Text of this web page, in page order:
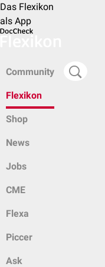
Das Flexikon
als App
Community
Flexikon
Shop
News
Jobs
CME
Flexa
Piccer
Ask